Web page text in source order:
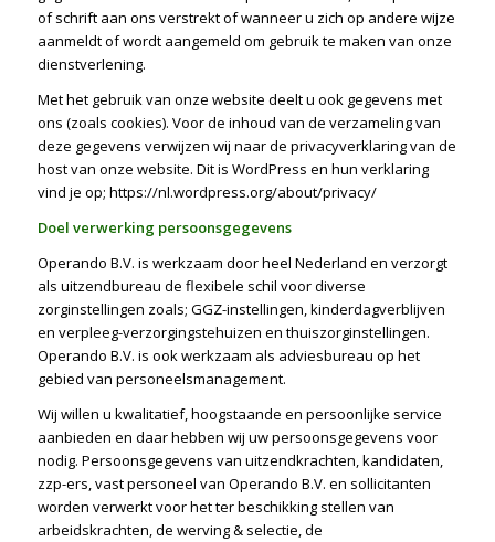
of schrift aan ons verstrekt of wanneer u zich op andere wijze
aanmeldt of wordt aangemeld om gebruik te maken van onze
dienstverlening.
Met het gebruik van onze website deelt u ook gegevens met
ons (zoals cookies). Voor de inhoud van de verzameling van
deze gegevens verwijzen wij naar de privacyverklaring van de
host van onze website. Dit is WordPress en hun verklaring
vind je op; https://nl.wordpress.org/about/privacy/
Doel verwerking persoonsgegevens
Operando B.V. is werkzaam door heel Nederland en verzorgt
als uitzendbureau de flexibele schil voor diverse
zorginstellingen zoals; GGZ-instellingen, kinderdagverblijven
en verpleeg-verzorgingstehuizen en thuiszorginstellingen.
Operando B.V. is ook werkzaam als adviesbureau op het
gebied van personeelsmanagement.
Wij willen u kwalitatief, hoogstaande en persoonlijke service
aanbieden en daar hebben wij uw persoonsgegevens voor
nodig. Persoonsgegevens van uitzendkrachten, kandidaten,
zzp-ers, vast personeel van Operando B.V. en sollicitanten
worden verwerkt voor het ter beschikking stellen van
arbeidskrachten, de werving & selectie, de